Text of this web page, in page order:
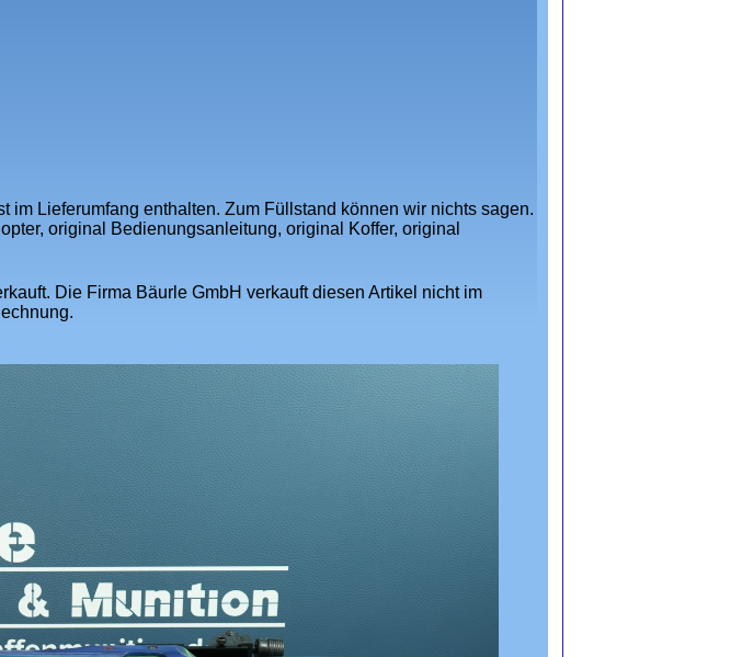
im Lieferumfang enthalten. Zum Füllstand können wir nichts sagen.
original Bedienungsanleitung, original Koffer, original
Die Firma Bäurle GmbH verkauft diesen Artikel nicht im